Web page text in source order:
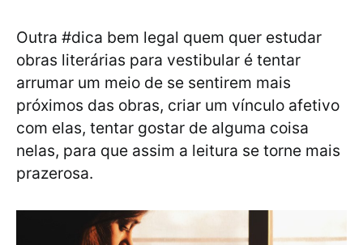
Outra #dica bem legal quem quer estudar
obras literárias para vestibular é tentar
arrumar um meio de se sentirem mais
próximos das obras, criar um vínculo afetivo
com elas, tentar gostar de alguma coisa
nelas, para que assim a leitura se torne mais
prazerosa.